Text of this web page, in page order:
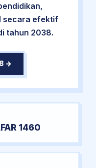
secara efektif
tahun 2038.
→
1460